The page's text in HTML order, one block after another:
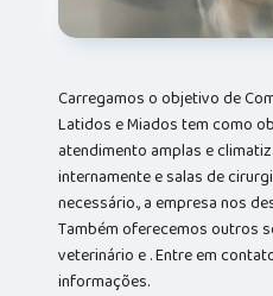
Carregamos o objetivo de
Latidos e Miados tem como
atendimento amplas e
internamente e salas de
necessário., a empresa nos
Também oferecemos outros
veterinário e . Entre em
informações.